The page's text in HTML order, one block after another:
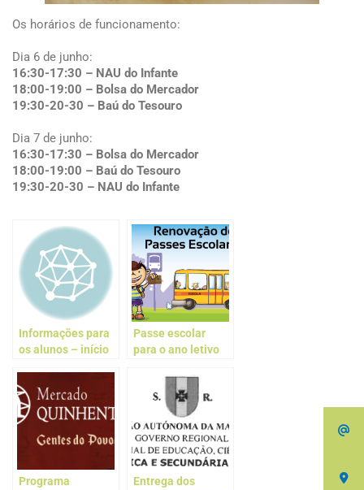
Os horários de funcionamento:
Dia 6 de junho:
16:30-17:30 – NAU do Infante
18:00-19:00 – Bolsa do Mercador
19:30-20-30 – Baú do Tesouro
Dia 7 de junho:
16:30-17:30 – Bolsa do Mercador
18:00-19:00 – Baú do Tesouro
19:30-20-30 – NAU do Infante
Informações para
os alunos – início
2024/2025
Passe escolar
para o ano letivo
Programa
Entrega dos